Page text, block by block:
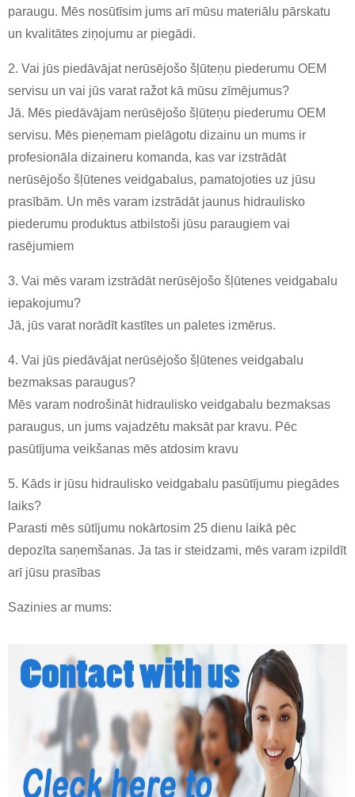
paraugu. Mēs nosūtīsim jums arī mūsu materiālu pārskatu
un kvalitātes ziņojumu ar piegādi.
2. Vai jūs piedāvājat nerūsējošo šļūteņu piederumu OEM
servisu un vai jūs varat ražot kā mūsu zīmējumus?
Jā. Mēs piedāvājam nerūsējošo šļūteņu piederumu OEM
servisu. Mēs pieņemam pielāgotu dizainu un mums ir
profesionāla dizaineru komanda, kas var izstrādāt
nerūsējošo šļūtenes veidgabalus, pamatojoties uz jūsu
prasībām. Un mēs varam izstrādāt jaunus hidraulisko
piederumu produktus atbilstoši jūsu paraugiem vai
rasējumiem
3. Vai mēs varam izstrādāt nerūsējošo šļūtenes veidgabalu
iepakojumu?
Jā, jūs varat norādīt kastītes un paletes izmērus.
4. Vai jūs piedāvājat nerūsējošo šļūtenes veidgabalu
bezmaksas paraugus?
Mēs varam nodrošināt hidraulisko veidgabalu bezmaksas
paraugus, un jums vajadzētu maksāt par kravu. Pēc
pasūtījuma veikšanas mēs atdosim kravu
5. Kāds ir jūsu hidraulisko veidgabalu pasūtījumu piegādes
laiks?
Parasti mēs sūtījumu nokārtosim 25 dienu laikā pēc
depozīta saņemšanas. Ja tas ir steidzami, mēs varam izpildīt
arī jūsu prasības
Sazinies ar mums: